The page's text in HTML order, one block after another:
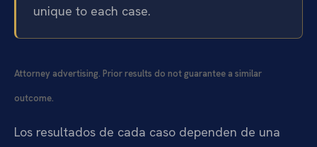
unique to each case.
Attorney advertising. Prior results do not guarantee a similar
outcome.
Los resultados de cada caso dependen de una